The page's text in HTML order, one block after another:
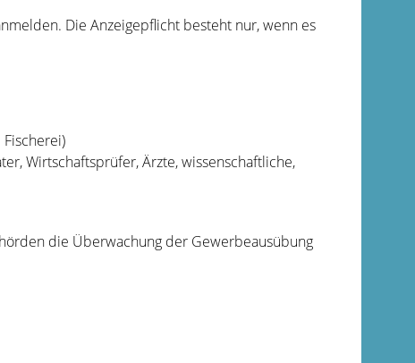
Die Anzeigepflicht besteht nur, wenn es
Wirtschaftsprüfer, Ärzte, wissenschaftliche,
die Überwachung der Gewerbeausübung